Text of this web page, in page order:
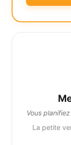
Vous
La petite